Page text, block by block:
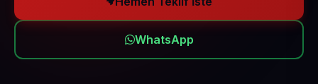
WhatsApp